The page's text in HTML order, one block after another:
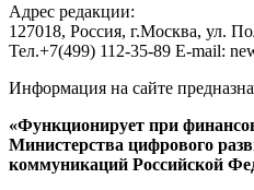
Адрес редакции:
127018, Россия, г.Москва, ул.
Тел.+7(499) 112-35-89 E-mail:
Информация на сайте
«Функционирует при
Министерства цифрового
коммуникаций Российской